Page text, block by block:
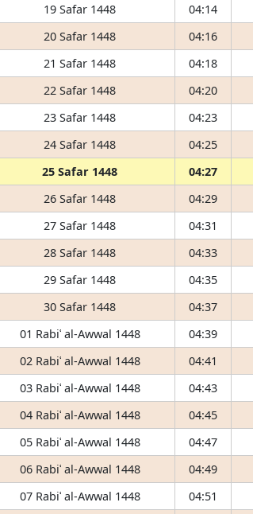
19 Safar 1448 04:14
20 Safar 1448 04:16
21 Safar 1448 04:18
22 Safar 1448 04:20
23 Safar 1448 04:23
24 Safar 1448 04:25
25 Safar 1448 04:27
26 Safar 1448 04:29
27 Safar 1448 04:31
28 Safar 1448 04:33
29 Safar 1448 04:35
30 Safar 1448 04:37
01 Rabiʿ al-Awwal 1448 04:39
02 Rabiʿ al-Awwal 1448 04:41
03 Rabiʿ al-Awwal 1448 04:43
04 Rabiʿ al-Awwal 1448 04:45
05 Rabiʿ al-Awwal 1448 04:47
06 Rabiʿ al-Awwal 1448 04:49
07 Rabiʿ al-Awwal 1448 04:51